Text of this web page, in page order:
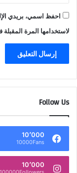
احفظ اسمي، بريدي
لاستخدامها المرة
Follow Us
10٬000
10000Fans
10٬000